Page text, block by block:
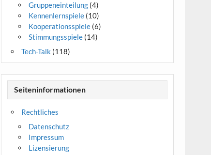
Gruppeneinteilung (4)
Kennenlernspiele (10)
Kooperationsspiele (6)
Stimmungsspiele (14)
Tech-Talk (118)
Seiteninformationen
Rechtliches
Datenschutz
Impressum
Lizensierung